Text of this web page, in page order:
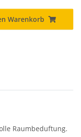
Warenkorb
Raumbeduftung.